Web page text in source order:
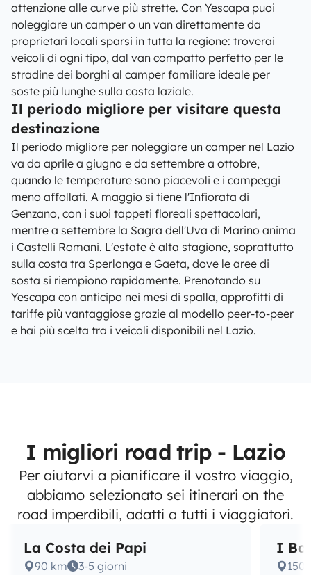
attenzione alle curve più strette. Con Yescapa puoi
noleggiare un camper o un van direttamente da
proprietari locali sparsi in tutta la regione: troverai
veicoli di ogni tipo, dal van compatto perfetto per le
stradine dei borghi al camper familiare ideale per
soste più lunghe sulla costa laziale.
Il periodo migliore per visitare questa
destinazione
Il periodo migliore per noleggiare un camper nel Lazio
va da aprile a giugno e da settembre a ottobre,
quando le temperature sono piacevoli e i campeggi
meno affollati. A maggio si tiene l'Infiorata di
Genzano, con i suoi tappeti floreali spettacolari,
mentre a settembre la Sagra dell'Uva di Marino anima
i Castelli Romani. L'estate è alta stagione, soprattutto
sulla costa tra Sperlonga e Gaeta, dove le aree di
sosta si riempiono rapidamente. Prenotando su
Yescapa con anticipo nei mesi di spalla, approfitti di
tariffe più vantaggiose grazie al modello peer-to-peer
e hai più scelta tra i veicoli disponibili nel Lazio.
I migliori road trip - Lazio
Per aiutarvi a pianificare il vostro viaggio,
abbiamo selezionato sei itinerari on the
road imperdibili, adatti a tutti i viaggiatori.
La Costa dei Papi
90 km
3-5 giorni
I
150